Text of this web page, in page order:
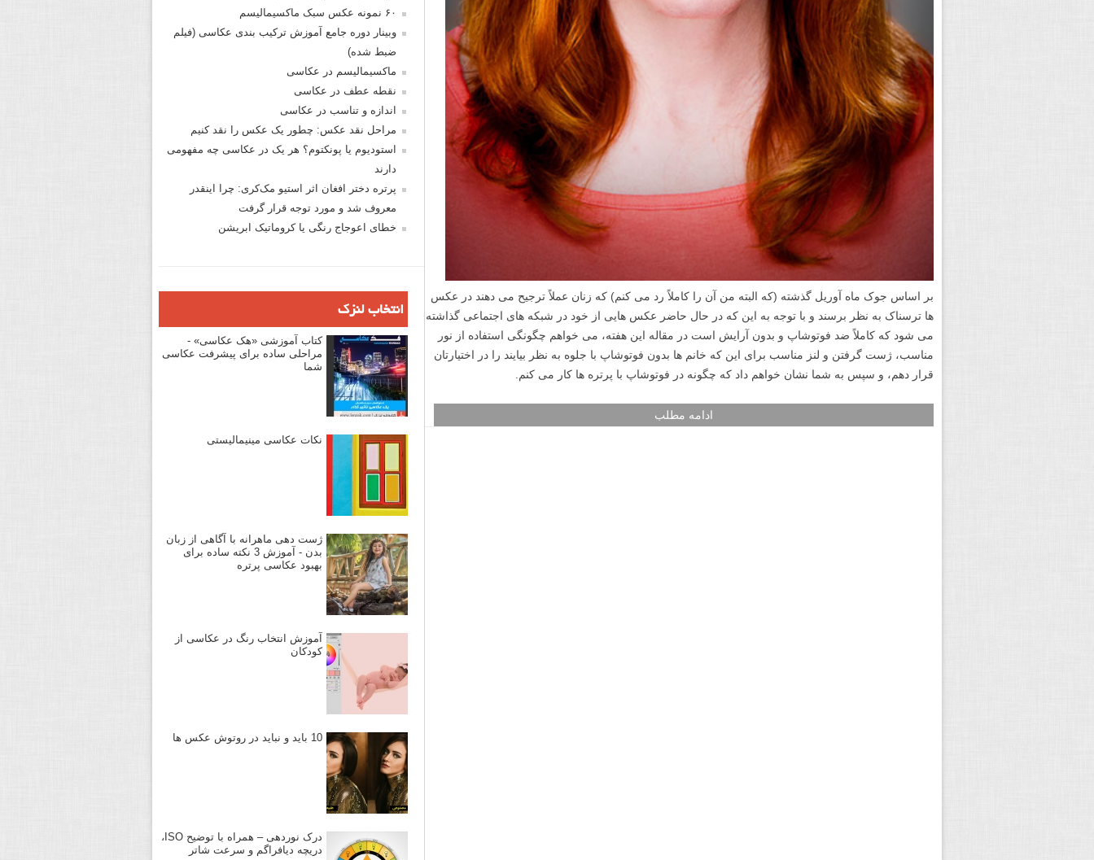
بر اساس جوک ماه آوریل گذشته (که البته من آن را کاملاً رد می کنم) که زنان عملاً ترجیح می دهند در عکس
ها ترسناک به نظر برسند و با توجه به این که در حال حاضر عکس هایی از خود در شبکه های اجتماعی گذاشته
می شود که کاملاً ضد فوتوشاپ و بدون آرایش است در مقاله این هفته، می خواهم چگونگی استفاده از نور
مناسب، ژست گرفتن و لنز مناسب برای این که خانم ها بدون فوتوشاپ با جلوه به نظر بیایند را در اختیارتان
قرار دهم، و سپس به شما نشان خواهم داد که چگونه در فوتوشاپ با پرتره ها کار می کنم.
ادامه مطلب
۶۰ نمونه عکس سبک ماکسیمالیسم
وبینار دوره جامع آموزش ترکیب بندی عکاسی (فیلم
ضبط شده)
ماکسیمالیسم در عکاسی
نقطه عطف در عکاسی
اندازه و تناسب در عکاسی
مراحل نقد عکس: چطور یک عکس را نقد کنیم
استودیوم یا پونکتوم؟ هر یک در عکاسی چه مفهومی
دارند
پرتره دختر افغان اثر استیو مک‌کری: چرا اینقدر
معروف شد و مورد توجه قرار گرفت
خطای اعوجاج رنگی یا کروماتیک ابریشن
انتخاب لنزک
کتاب آموزشی «هک عکاسی» -
مراحلی ساده برای پیشرفت عکاسی
شما
نکات عکاسی مینیمالیستی
ژست دهی ماهرانه با آگاهی از زبان
بدن - آموزش 3 نکته ساده برای
بهبود عکاسی پرتره
آموزش انتخاب رنگ در عکاسی از
کودکان
10 باید و نباید در روتوش عکس ها
درک نوردهی – همراه با توضیح ISO،
دریچه دیافراگم و سرعت شاتر